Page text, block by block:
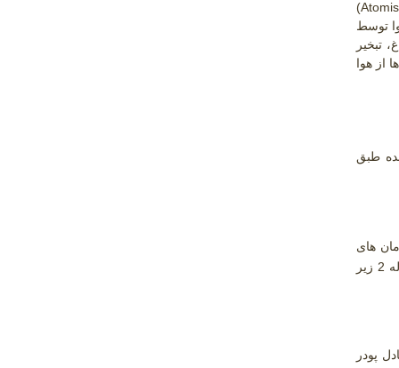
)
توسط
تبخیر
از هوا
طبق
و در زمان های
مختلف توزین شد تا زمانی که تغییر وزن مشاهده نگردید در نهایت با داشتن وزن اولیه و وزن خشک نمونه ها، مقدار رطوبت طبق معادله 2 زیر
پودر